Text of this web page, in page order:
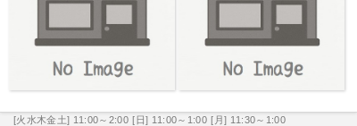
[火水木金土] 11:00～2:00 [日] 11:00～1:00 [月] 11:30～1:00